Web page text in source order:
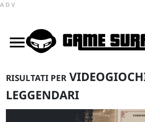
ADV
RISULTATI PER
LEGGENDARI